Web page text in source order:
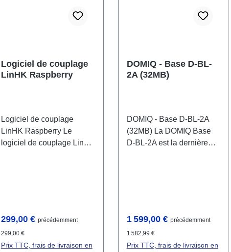
Logiciel de couplage
LinHK Raspberry
Logiciel de couplage
LinHK Raspberry Le
logiciel de couplage LinHK
et PCK, sans nécessiter de
licence PCHK. Ce logiciel
offre des fonctionnalités
Prix régulier :
299,00 € précédemment
299,00 €
Prix TTC, frais de livraison en
DOMIQ - Base D-BL-
2A (32MB)
DOMIQ - Base D-BL-2A
(32MB) La DOMIQ Base
D-BL-2A est la dernière
et une interface utilisateur
améliorée. Elle permet de
créer des règles et des
Prix régulier :
1 599,00 € précédemment
1 582,99 €
Prix TTC, frais de livraison en